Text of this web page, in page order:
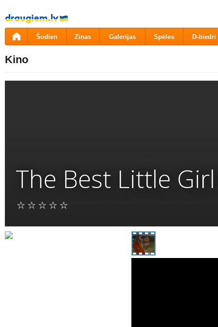
Pāriet
uz
saturu
Šodien Ziņas Galerijas Spēles D-biedri
Kino
The Best Little